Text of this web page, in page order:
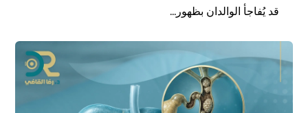
قد يُفاجأ الوالدان بظهور...